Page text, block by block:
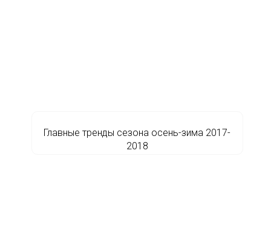
Главные тренды сезона осень-зима 2017-
2018